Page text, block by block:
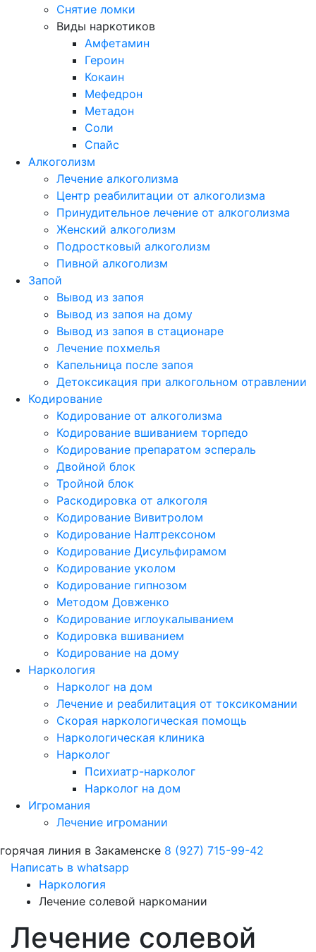
Снятие ломки
Виды наркотиков
Амфетамин
Героин
Кокаин
Мефедрон
Метадон
Соли
Спайс
Алкоголизм
Лечение алкоголизма
Центр реабилитации от алкоголизма
Принудительное лечение от алкоголизма
Женский алкоголизм
Подростковый алкоголизм
Пивной алкоголизм
Запой
Вывод из запоя
Вывод из запоя на дому
Вывод из запоя в стационаре
Лечение похмелья
Капельница после запоя
Детоксикация при алкогольном отравлении
Кодирование
Кодирование от алкоголизма
Кодирование вшиванием торпедо
Кодирование препаратом эспераль
Двойной блок
Тройной блок
Раскодировка от алкоголя
Кодирование Вивитролом
Кодирование Налтрексоном
Кодирование Дисульфирамом
Кодирование уколом
Кодирование гипнозом
Методом Довженко
Кодирование иглоукалыванием
Кодировка вшиванием
Кодирование на дому
Наркология
Нарколог на дом
Лечение и реабилитация от токсикомании
Скорая наркологическая помощь
Наркологическая клиника
Нарколог
Психиатр-нарколог
Нарколог на дом
Игромания
Лечение игромании
горячая линия в Закаменске 8 (927) 715-99-42
Написать в whatsapp
Наркология
Лечение солевой наркомании
Лечение солевой